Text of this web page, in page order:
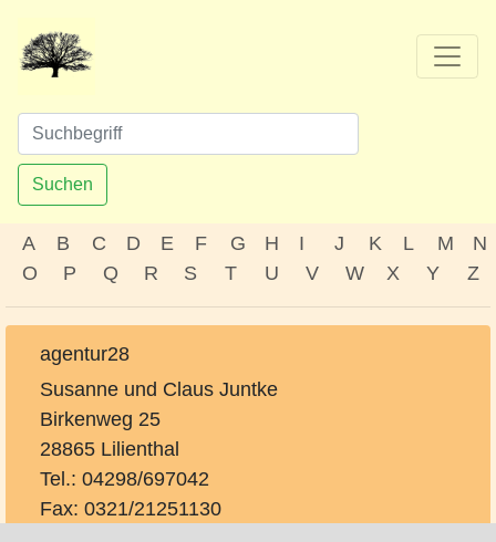
Suchen
A B C D E F G H I J K L M
N
O
P Q R S T U V W X Y Z
agentur28
Susanne und Claus Juntke
Birkenweg 25
28865 Lilienthal
Tel.: 04298/697042
Fax: 0321/21251130